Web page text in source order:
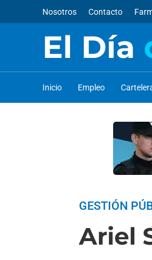
Nosotros Contacto
El Día
Inicio Empleo
GESTIÓN
Ariel